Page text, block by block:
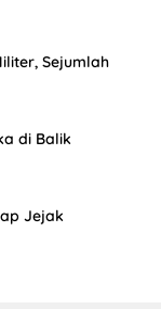
Sejumlah
di Balik
Jejak